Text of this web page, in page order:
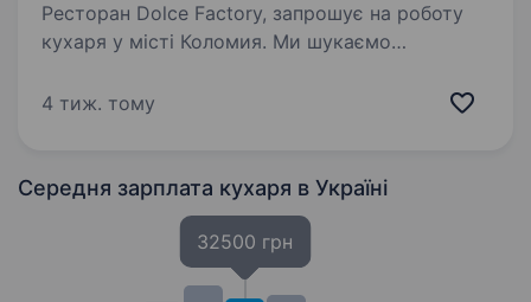
Ресторан Dolce Factory, запрошує на роботу
кухаря у місті Коломия. Ми шукаємо
людину, яка готова приєднатися до нашої
4 тиж. тому
Середня зарплата кухаря в Україні
32500 грн